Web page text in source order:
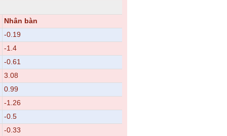
Nhân bàn
-0.19
-1.4
-0.61
3.08
0.99
-1.26
-0.5
-0.33